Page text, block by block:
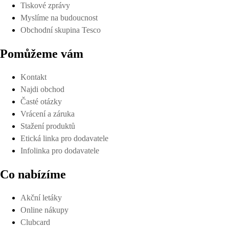
Tiskové zprávy
Myslíme na budoucnost
Obchodní skupina Tesco
Pomůžeme vám
Kontakt
Najdi obchod
Časté otázky
Vrácení a záruka
Stažení produktů
Etická linka pro dodavatele
Infolinka pro dodavatele
Co nabízíme
Akční letáky
Online nákupy
Clubcard